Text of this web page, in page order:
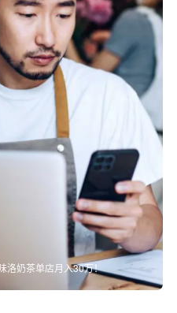
洛奶茶单店月入30万！